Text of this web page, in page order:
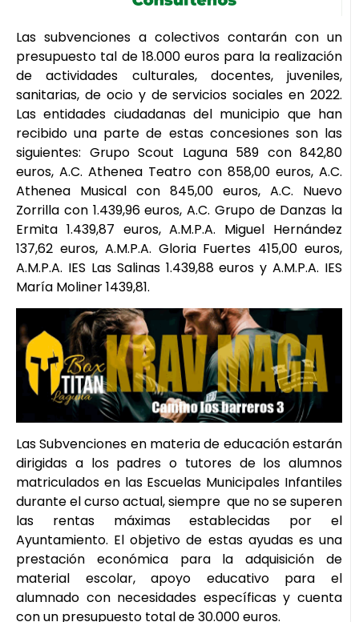
Las subvenciones a colectivos contarán con un
presupuesto tal de 18.000 euros para la realización
de actividades culturales, docentes, juveniles,
sanitarias, de ocio y de servicios sociales en 2022.
Las entidades ciudadanas del municipio que han
recibido una parte de estas concesiones son las
siguientes: Grupo Scout Laguna 589 con 842,80
euros, A.C. Athenea Teatro con 858,00 euros, A.C.
Athenea Musical con 845,00 euros, A.C. Nuevo
Zorrilla con 1.439,96 euros, A.C. Grupo de Danzas la
Ermita 1.439,87 euros, A.M.P.A. Miguel Hernández
137,62 euros, A.M.P.A. Gloria Fuertes 415,00 euros,
A.M.P.A. IES Las Salinas 1.439,88 euros y A.M.P.A. IES
María Moliner 1439,81.
Las Subvenciones en materia de educación estarán
dirigidas a los padres o tutores de los alumnos
matriculados en las Escuelas Municipales Infantiles
durante el curso actual, siempre que no se superen
las rentas máximas establecidas por el
Ayuntamiento. El objetivo de estas ayudas es una
prestación económica para la adquisición de
material escolar, apoyo educativo para el
alumnado con necesidades específicas y cuenta
con un presupuesto total de 30.000 euros.